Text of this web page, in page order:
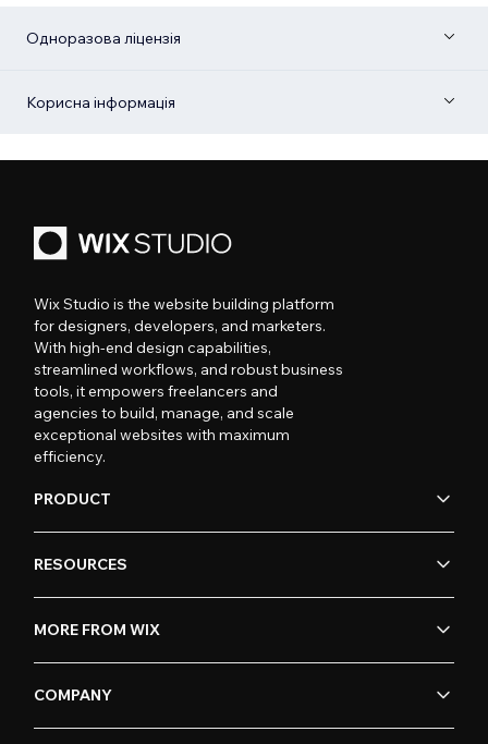
Одноразова ліцензія
Корисна інформація
Wix Studio is the website building platform
for designers, developers, and marketers.
With high-end design capabilities,
streamlined workflows, and robust business
tools, it empowers freelancers and
agencies to build, manage, and scale
exceptional websites with maximum
efficiency.
PRODUCT
RESOURCES
MORE FROM WIX
COMPANY